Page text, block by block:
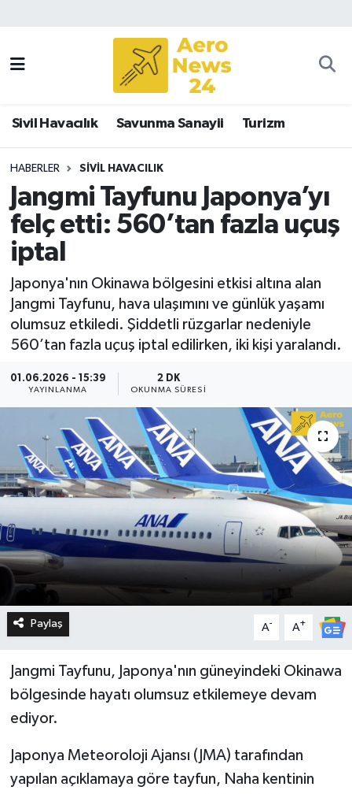
Sivil Havacılık Savunma Sanayii Turizm
HABERLER SIVIL HAVACILIK
Jangmi Tayfunu Japonya’yı
felç etti: 560’tan fazla uçuş
iptal
Japonya'nın Okinawa bölgesini etkisi altına alan
Jangmi Tayfunu, hava ulaşımını ve günlük yaşamı
olumsuz etkiledi. Şiddetli rüzgarlar nedeniyle
560’tan fazla uçuş iptal edilirken, iki kişi yaralandı.
01.06.2026 - 15:39
YAYINLANMA
2 DK
OKUNMA SÜRESI
Paylaş A- A+
Jangmi Tayfunu, Japonya'nın güneyindeki Okinawa
bölgesinde hayatı olumsuz etkilemeye devam
ediyor.
Japonya Meteoroloji Ajansı (JMA) tarafından
yapılan açıklamaya göre tayfun, Naha kentinin